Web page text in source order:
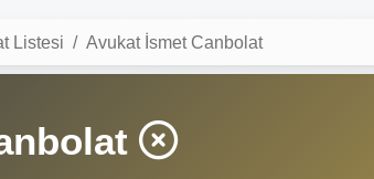
Listesi Avukat İsmet Canbolat